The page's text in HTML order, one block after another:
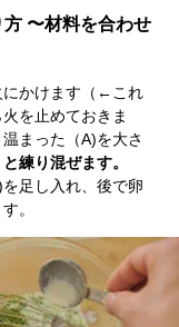
〜材料を合わせ
にかけます（←これ
を止めておきま
まった（A)を大さ
練り混ぜます。
足し入れ、後で卵
。